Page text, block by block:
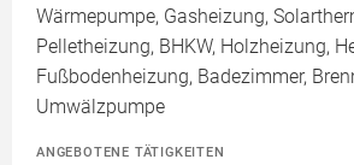
Wärmepumpe, Gasheizung,
Pelletheizung, BHKW, Holzheizung,
Fußbodenheizung, Badezimmer,
Umwälzpumpe
ANGEBOTENE TÄTIGKEITEN